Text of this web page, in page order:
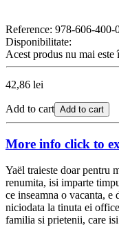
Reference: 978-606-400-
Disponibilitate:
Acest produs nu mai este
42,86 lei
Add to cart Add to cart
More info click to
Yaël traieste doar pentru
renumita, isi imparte
ce inseamna o vacanta, e
niciodata la tinuta ei
familia si prietenii, care